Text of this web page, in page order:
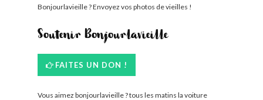
Bonjourlavieille ? Envoyez vos photos de vieilles !
Soutenir Bonjourlavieille
FAITES UN DON !
Vous aimez bonjourlavieille ? tous les matins la voiture